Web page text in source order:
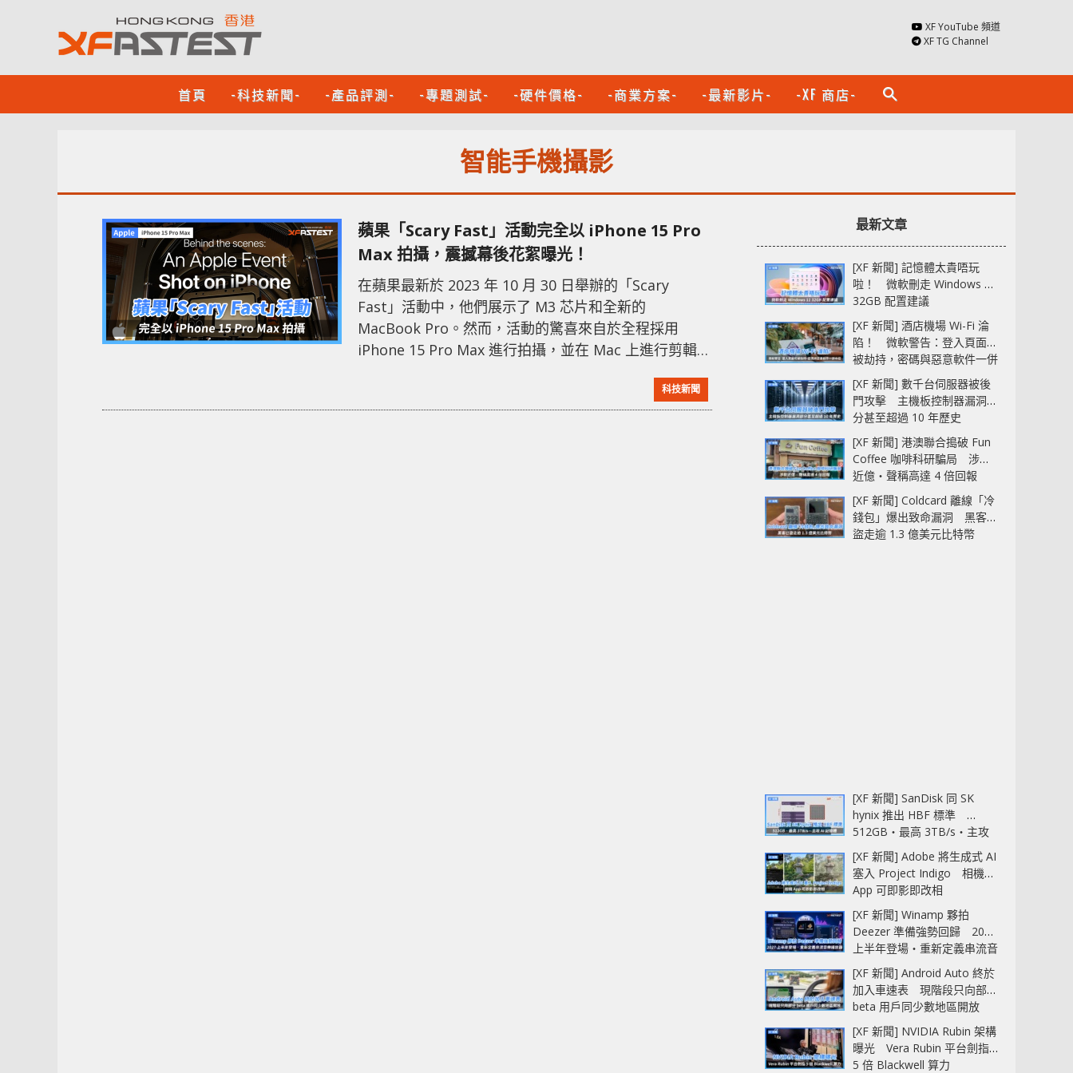
XF YouTube 頻道
XF TG Channel
首頁 -科技新聞- -產品評測- -專題測試- -硬件價格- -商業方案- -最新影片- -XF 商店- search
智能手機攝影
蘋果「Scary Fast」活動完全以 iPhone 15 Pro
Max 拍攝，震撼幕後花絮曝光！
在蘋果最新於 2023 年 10 月 30 日舉辦的「Scary
Fast」活動中，他們展示了 M3 芯片和全新的
MacBook Pro。然而，活動的驚喜來自於全程採用
iPhone 15 Pro Max 進行拍攝，並在 Mac 上進行剪輯。
活動結尾畫面引發了廣泛討論，讓蘋果社群好奇究竟使
用了哪款 iPhone 以及拍攝的方式。在活動播出後不
科技新聞
最新文章
[XF 新聞] 記憶體太貴唔玩
啦！ 微軟刪走 Windows 11
32GB 配置建議
[XF 新聞] 酒店機場 Wi-Fi 淪
陷！ 微軟警告：登入頁面可
被劫持，密碼與惡意軟件一併
中招
[XF 新聞] 數千台伺服器被後
門攻擊 主機板控制器漏洞部
分甚至超過 10 年歷史
[XF 新聞] 港澳聯合搗破 Fun
Coffee 咖啡科研騙局 涉款
近億‧聲稱高達 4 倍回報
[XF 新聞] Coldcard 離線「冷
錢包」爆出致命漏洞 黑客已
盜走逾 1.3 億美元比特幣
[XF 新聞] SanDisk 同 SK
hynix 推出 HBF 標準
512GB‧最高 3TB/s‧主攻
AI 記憶體
[XF 新聞] Adobe 將生成式 AI
塞入 Project Indigo 相機
App 可即影即改相
[XF 新聞] Winamp 夥拍
Deezer 準備強勢回歸 2027
上半年登場‧重新定義串流音
樂播放器
[XF 新聞] Android Auto 終於
加入車速表 現階段只向部分
beta 用戶同少數地區開放
[XF 新聞] NVIDIA Rubin 架構
曝光 Vera Rubin 平台劍指
5 倍 Blackwell 算力